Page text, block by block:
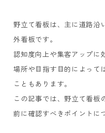
野立て看板は、主に道路沿
外看板です。
認知度向上や集客アップに
場所や目指す目的によって
こともあります。
この記事では、野立て看板
前に確認すべきポイントに